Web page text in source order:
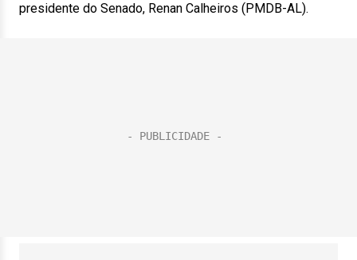
presidente do Senado, Renan Calheiros (PMDB-AL).